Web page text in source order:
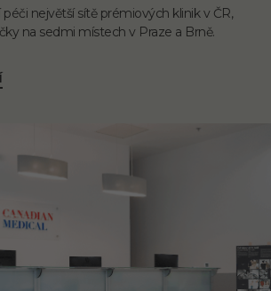
největší sítě prémiových klinik v ČR,
na sedmi místech v Praze a Brně.